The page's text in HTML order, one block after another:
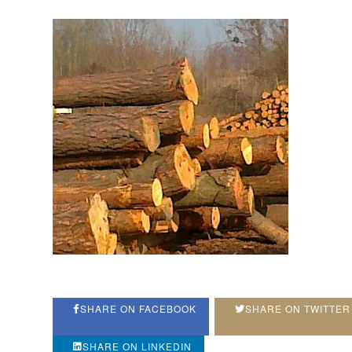
SHARE ON FACEBOOK SHARE ON TWITTER
SHARE ON LINKEDIN